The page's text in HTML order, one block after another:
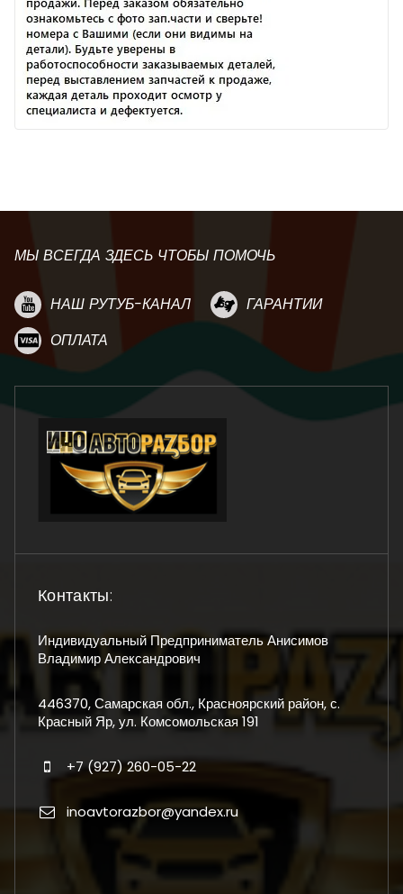
МЫ ВСЕГДА ЗДЕСЬ ЧТОБЫ ПОМОЧЬ
НАШ РУТУБ-КАНАЛ
ГАРАНТИИ
ОПЛАТА
Контакты:
Индивидуальный Предприниматель Анисимов
Владимир Александрович
446370, Самарская обл., Красноярский район, с.
Красный Яр, ул. Комсомольская 191
+7 (927) 260-05-22
inoavtorazbor@yandex.ru